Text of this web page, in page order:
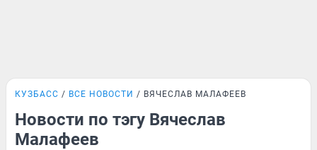
КУЗБАСС ВСЕ НОВОСТИ ВЯЧЕСЛАВ МАЛАФЕЕВ
Новости по тэгу Вячеслав
Малафеев